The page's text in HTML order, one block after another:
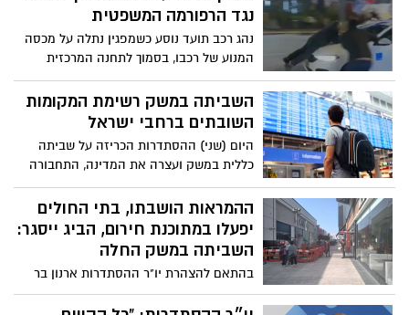
נגד הרפורמה המשפטית
נהג רכב תועד נוסע כשמפגין נתלה על מכסה
המנוע של רכבו, בסמוך לתחנה המרכזית
במושבה. לא הוגשה תלונה במשטרה
השביתה במשק רשימת המקומות
השובתים ברחבי ישראל
היום (שני) ההסתדרות הכריזה על שביתה
כללית במשק ועצרה את המדינה, התחבורה
הציבורית תוחרג מהשביתה. זו הפעם
הראשונה מקום המדינה, שהמגזר העסקי
הצטרף לשביתת ההסתדרות והשלטון
המקומי. עושים לכם סדר זו הרשימה :
ההמראות הושבתו, בתי החולים
יפעלו במתוכנת חירום, הביג ייסגר:
השביתה במשק החלה
בהתאם להצהרת יו"ר ההסתדרות ארנון בר
דוד הבוקר, השביתה הכללית במשק תחול
מהיום. כחלק מכך, קניונים ומפעלים ייסגרו,